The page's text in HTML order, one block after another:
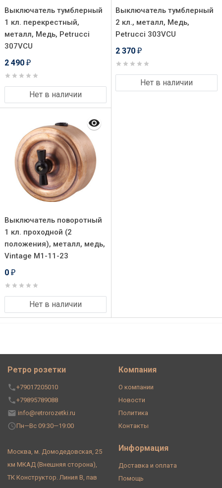
Выключатель тумблерный
1 кл. перекрестный,
металл, Медь, Petrucci
307VCU
2 490 ₽
Нет в наличии
Выключатель тумблерный
2 кл., металл, Медь,
Petrucci 303VCU
2 370 ₽
Нет в наличии
Выключатель поворотный
1 кл. проходной (2
положения), металл, медь,
Vintage M1-11-23
0 ₽
Нет в наличии
Ретро розетки
+79017205010
+79895789088
info@retrorozetki.ru
Пн—Вс 09:30—19:00
Москва, м. Домодедовская, 25
км МКАД (Внешняя сторона),
ТК Конструктор. Линия В, пав
Компания
О компании
Новости
Политика
Контакты
Информация
Доставка и оплата
Помощь